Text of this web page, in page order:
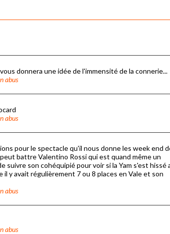
donnera une idée de l'immensité de la connerie...
abus
abus
pour le spectacle qu'il nous donne les week end
battre Valentino Rossi qui est quand même un
son cohéquipié pour voir si la Yam s'est hissé
il y avait régulièrement 7 ou 8 places en Vale et son
abus
abus